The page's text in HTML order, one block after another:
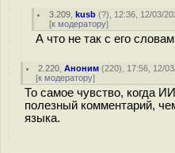
3.209 ,kusb (?), 12:36, 12/03/
[к модератору]
А что не так с его
2.220 ,Аноним (220), 17:56, 12/
[к модератору]
То самое чувство, когда
полезный комментарий,
языка.